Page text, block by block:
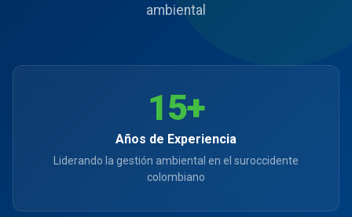
ambiental
15+
Años de Experiencia
Liderando la gestión ambiental en el suroccidente
colombiano